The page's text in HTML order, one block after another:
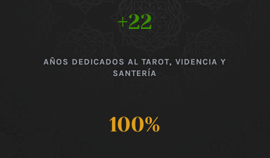
+22
AÑOS DEDICADOS AL TAROT, VIDENCIA Y
SANTERÍA
100%